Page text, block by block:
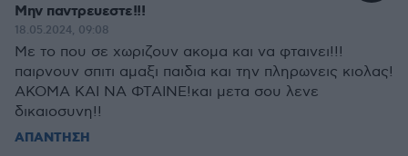
Μην παντρευεστε!!!
18.05.2024, 09:08
Με το που σε χωριζουν ακομα και να φταινει!!!
παιρνουν σπιτι αμαξι παιδια και την πληρωνεις κιολας!
ΑΚΟΜΑ ΚΑΙ ΝΑ ΦΤΑΙΝΕ!και μετα σου λενε
δικαιοσυνη!!
ΑΠΑΝΤΗΣΗ